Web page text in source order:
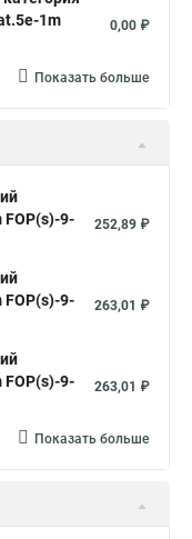
1m
0,00 ₽
Показать больше
FOP(s)-9-
252,89 ₽
FOP(s)-9-
263,01 ₽
FOP(s)-9-
263,01 ₽
Показать больше